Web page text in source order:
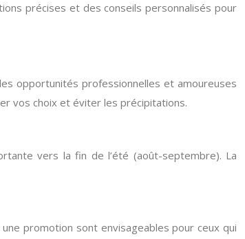
précises et des conseils personnalisés pour
opportunités professionnelles et amoureuses
vos choix et éviter les précipitations.
vers la fin de l’été (août-septembre). La
promotion sont envisageables pour ceux qui